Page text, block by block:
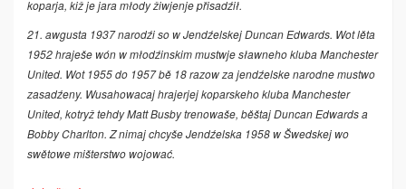
koparja, kiž je jara młody žiwjenje přisadźił.
21. awgusta 1937 narodźi so w Jendźelskej Duncan Edwards. Wot lěta
1952 hraješe wón w młodźinskim mustwje sławneho kluba Manchester
United. Wot 1955 do 1957 bě 18 razow za jendźelske narodne mustwo
zasadźeny. Wusahowacaj hrajerjej koparskeho kluba Manchester
United, kotryž tehdy Matt Busby trenowaše, běštaj Duncan Edwards a
Bobby Charlton. Z nimaj chcyše Jendźelska 1958 w Šwedskej wo
swětowe mišterstwo wojować.